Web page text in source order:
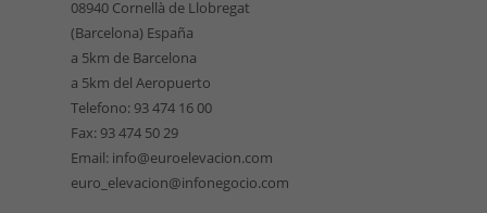
08940 Cornellà de Llobregat
(Barcelona) España
a 5km de Barcelona
a 5km del Aeropuerto
Telefono: 93 474 16 00
Fax: 93 474 50 29
Email: info@euroelevacion.com
euro_elevacion@infonegocio.com